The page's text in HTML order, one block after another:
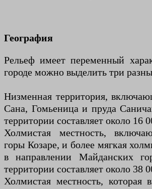
География
Рельеф имеет переменный
городе можно выделить три
Низменная территория,
Сана, Гомьеница и пруда
территории составляет около 16
Холмистая местность,
горы Козаре, и более мягкая
в направлении Майданских
территории составляет около 38
Холмистая местность, которая